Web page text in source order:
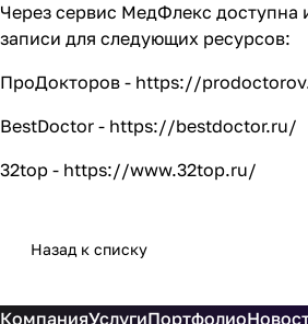
Через сервис МедФлекс доступна
записи для следующих ресурсов:
ПроДокторов - https://
BestDoctor - https://bestdoctor.ru/
32top - https://www.32top.ru/
Назад к списку
КомпанияУслугиПортфолио